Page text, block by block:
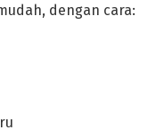
dengan cara: